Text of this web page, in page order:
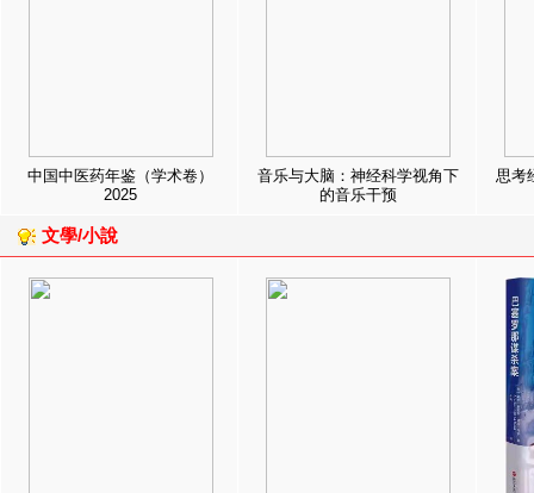
中国中医药年鉴（学术卷）
2025
音乐与大脑：神经科学视角下
的音乐干预
思考
文學/小說